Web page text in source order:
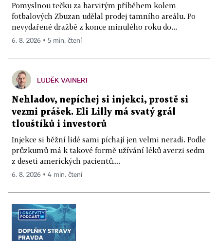
Pomyslnou tečku za barvitým příběhem kolem
fotbalových Zbuzan udělal prodej tamního areálu. Po
nevydařené dražbě z konce minulého roku do...
6. 8. 2026 ▪ 5 min. čtení
LUDĚK VAINERT
Nehladov, nepíchej si injekci, prostě si
vezmi prášek. Eli Lilly má svatý grál
tlouštíků i investorů
Injekce si běžní lidé sami píchají jen velmi neradi. Podle
průzkumů má k takové formě užívání léků averzi sedm
z deseti amerických pacientů....
6. 8. 2026 ▪ 4 min. čtení